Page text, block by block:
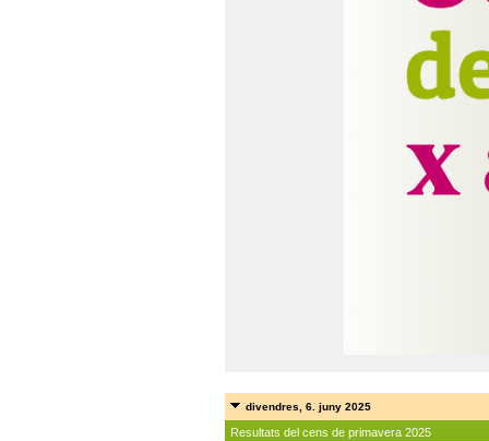
divendres, 6. juny 2025
Resultats del cens de primavera 2025